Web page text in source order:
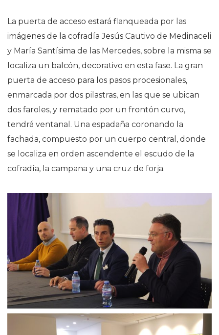
La puerta de acceso estará flanqueada por las
imágenes de la cofradía Jesús Cautivo de Medinaceli
y María Santísima de las Mercedes, sobre la misma se
localiza un balcón, decorativo en esta fase. La gran
puerta de acceso para los pasos procesionales,
enmarcada por dos pilastras, en las que se ubican
dos faroles, y rematado por un frontón curvo,
tendrá ventanal. Una espadaña coronando la
fachada, compuesto por un cuerpo central, donde
se localiza en orden ascendente el escudo de la
cofradía, la campana y una cruz de forja.